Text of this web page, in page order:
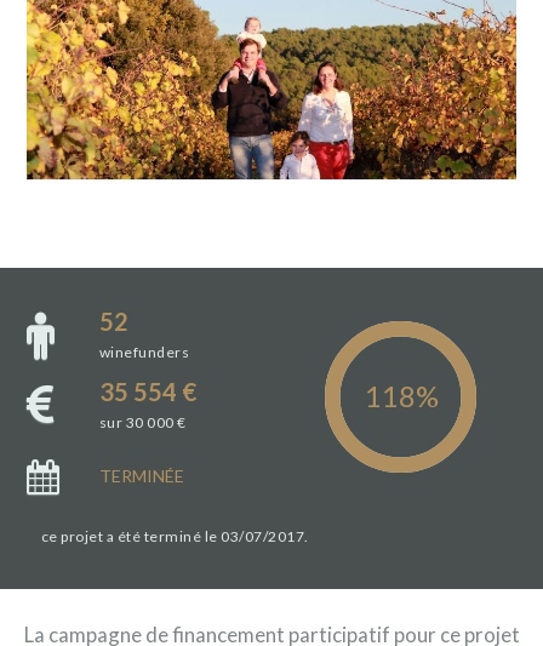
52
winefunders
35 554 €
sur 30 000 €
TERMINÉE
ce projet a été terminé le 03/07/2017.
La campagne de financement participatif pour ce projet